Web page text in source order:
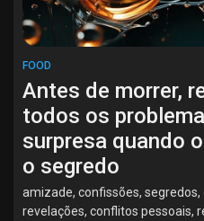
My Products
Discover Groups
My Groups
FOOD
Antes de morrer,
todos os
surpresa quando
o segredo
amizade, confissões,
revelações, conflitos pessoais,